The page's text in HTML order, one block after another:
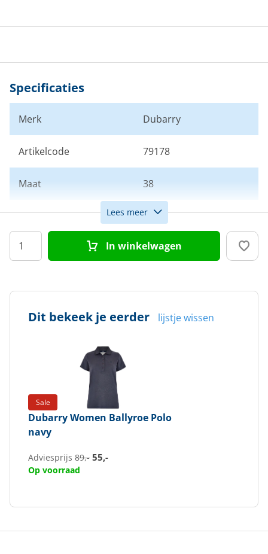
Specificaties
Merk Dubarry
Artikelcode 79178
Maat 38
Kleur Blauw
Doelgroep Dames
Lees meer
In winkelwagen
Dit bekeek je eerder lijstje wissen
Sale
DubarryWomen Ballyroe Polo
navy
Adviesprijs 89,- 55,-
Op voorraad